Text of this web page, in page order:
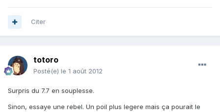
Citer
totoro
Posté(e) le 1 août 2012
Surpris du 7.7 en souplesse.
Sinon, essaye une rebel. Un poil plus legere mais ça pourait le